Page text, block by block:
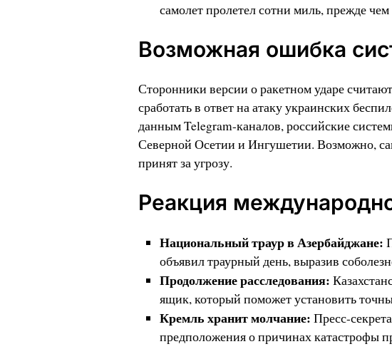
самолет пролетел сотни миль, прежде
Возможная ошибка
Сторонники версии о ракетном ударе
сработать в ответ на атаку украинских
данным Telegram-каналов, российские
Северной Осетии и Ингушетии. Возможно,
принят за угрозу.
Реакция
Национальный траур в Азербайджане:
объявил траурный день, выразив
Продолжение расследования:
ящик, который поможет установить
Кремль хранит молчание: Пресс-
предположения о причинах катастрофы